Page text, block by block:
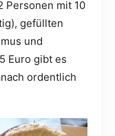
Personen mit 10
gefüllten
und
Euro gibt es
ordentlich